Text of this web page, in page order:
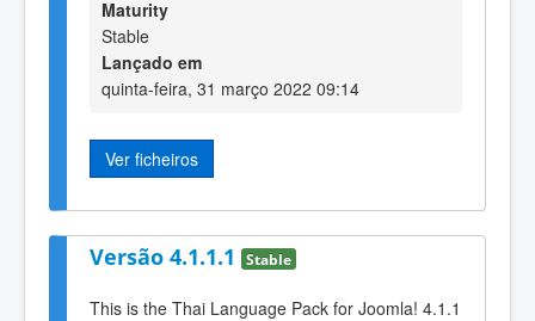
Maturity
Stable
Lançado em
quinta-feira, 31 março 2022 09:14
Ver ficheiros
Versão 4.1.1.1 Stable
This is the Thai Language Pack for Joomla! 4.1.1